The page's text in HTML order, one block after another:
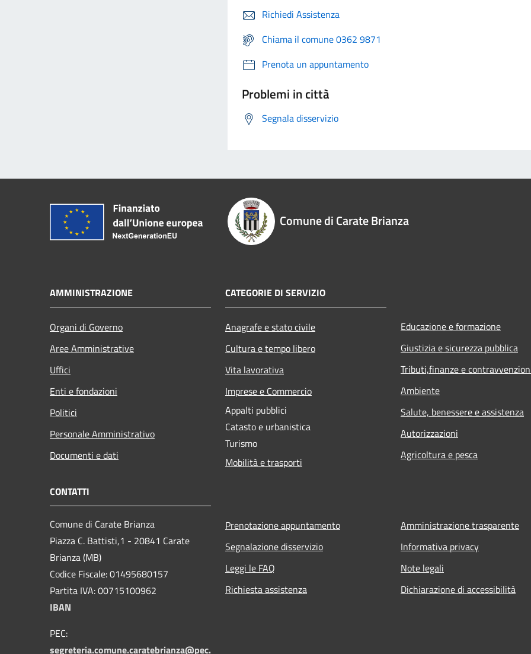
Richiedi Assistenza
Chiama il comune 0362 9871
Prenota un appuntamento
Problemi in città
Segnala disservizio
Comune di Carate Brianza
AMMINISTRAZIONE
Organi di Governo
Aree Amministrative
Uffici
Enti e fondazioni
Politici
Personale Amministrativo
Documenti e dati
CATEGORIE DI SERVIZIO
Anagrafe e stato civile
Cultura e tempo libero
Vita lavorativa
Imprese e Commercio
Appalti pubblici
Catasto e urbanistica
Turismo
Mobilità e trasporti
Educazione e formazione
Giustizia e sicurezza pubblica
Tributi,finanze e
Ambiente
Salute, benessere e assistenza
Autorizzazioni
Agricoltura e pesca
CONTATTI
Comune di Carate Brianza
Piazza C. Battisti,1 - 20841 Carate
Brianza (MB)
Codice Fiscale: 01495680157
Partita IVA: 00715100962
IBAN
PEC:
segreteria.comune.caratebrianza@pec.
Prenotazione appuntamento
Segnalazione disservizio
Leggi le FAQ
Richiesta assistenza
Amministrazione trasparente
Informativa privacy
Note legali
Dichiarazione di accessibilità